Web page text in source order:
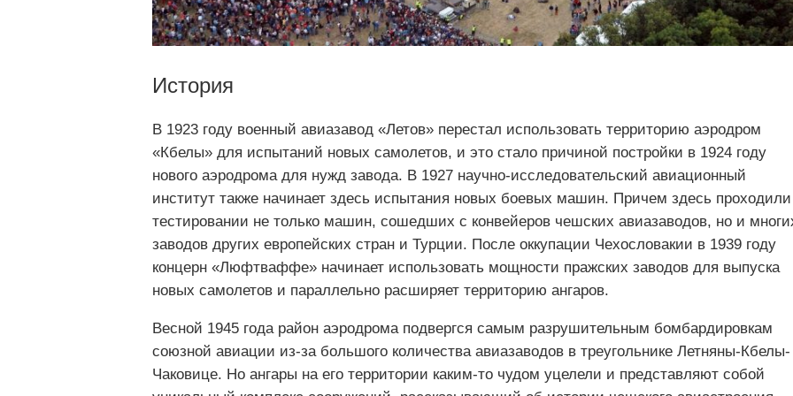
История
В 1923 году военный авиазавод «Летов» перестал использовать территорию аэродром
«Кбелы» для испытаний новых самолетов, и это стало причиной постройки в 1924 году
нового аэродрома для нужд завода. В 1927 научно-исследовательский авиационный
институт также начинает здесь испытания новых боевых машин. Причем здесь проходили
тестировании не только машин, сошедших с конвейеров чешских авиазаводов, но и
заводов других европейских стран и Турции. После оккупации Чехословакии в 1939 году
концерн «Люфтваффе» начинает использовать мощности пражских заводов для выпуска
новых самолетов и параллельно расширяет территорию ангаров.
Весной 1945 года район аэродрома подвергся самым разрушительным бомбардировкам
союзной авиации из-за большого количества авиазаводов в треугольнике Летняны-Кбелы-
Чаковице. Но ангары на его территории каким-то чудом уцелели и представляют собой